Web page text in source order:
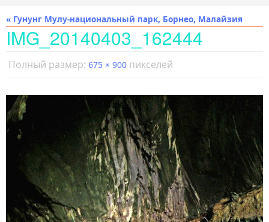
« Гунунг Мулу-национальный парк, Борнео, Малайзия
IMG_20140403_162444
Полный размер: 675 × 900 пикселей